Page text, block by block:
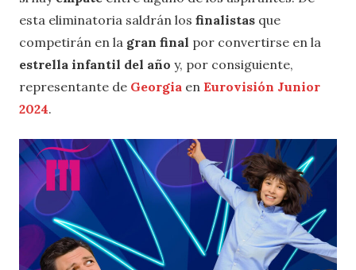
esta eliminatoria saldrán los finalistas que
competirán en la gran final por convertirse en la
estrella infantil del año y, por consiguiente,
representante de Georgia en Eurovisión Junior
2024.